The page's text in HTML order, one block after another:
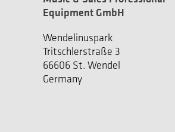
Equipment GmbH
Wendelinuspark
Tritschlerstraße 3
66606 St. Wendel
Germany